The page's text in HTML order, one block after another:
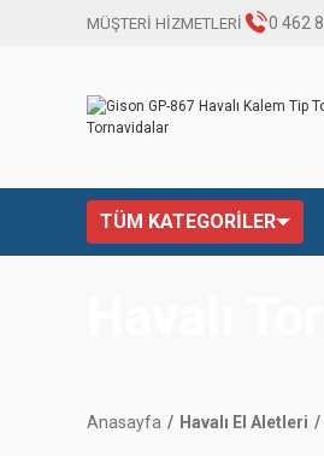
MÜŞTERİ HİZMETLERİ 0 462
TÜM KATEGORİLER
Anasayfa Havalı El Aletleri